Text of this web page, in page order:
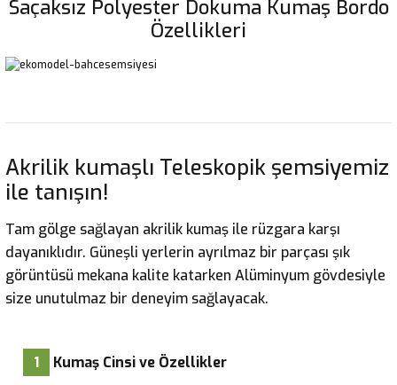
Saçaksız Polyester Dokuma Kumaş Bordo
Özellikleri
Akrilik kumaşlı Teleskopik şemsiyemiz
ile tanışın!
Tam gölge sağlayan akrilik kumaş ile rüzgara karşı
dayanıklıdır. Güneşli yerlerin ayrılmaz bir parçası şık
görüntüsü mekana kalite katarken Alüminyum gövdesiyle
size unutulmaz bir deneyim sağlayacak.
1
Kumaş Cinsi ve Özellikler